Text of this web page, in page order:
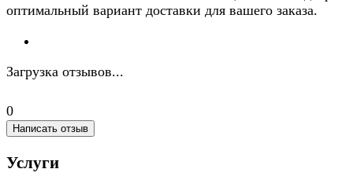
оптимальный вариант доставки для вашего заказа.
Загрузка отзывов...
0
Написать отзыв
Услуги